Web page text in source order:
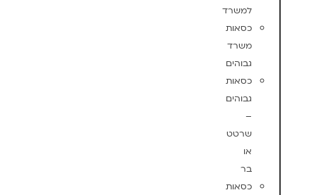
למשרד
כסאות
משרד
גבוהים
כסאות
גבוהים
–
שרטט
או
בר
כסאות